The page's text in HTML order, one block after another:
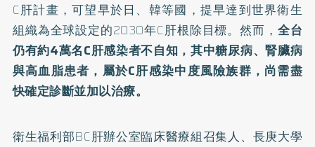
C肝計畫，可望早於日、韓等國，提早達到世界衛生
組織為全球設定的2030年C肝根除目標。然而， 全台
仍有約4萬名C肝感染者不自知，其中糖尿病、腎臟病
與高血脂患者，屬於C肝感染中度風險族群，尚需盡
快確定診斷並加以治療。
衛生福利部BC肝辦公室臨床醫療組召集人、長庚大學